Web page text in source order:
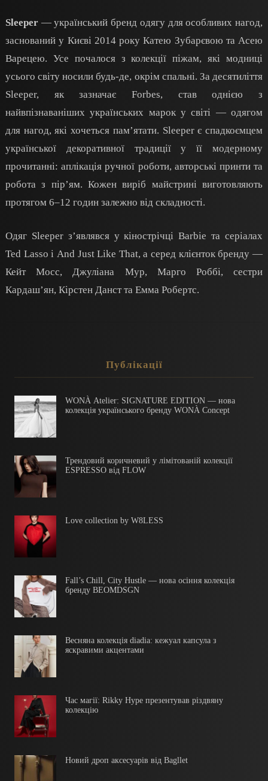
Sleeper — український бренд одягу для особливих нагод,
заснований у Києві 2014 року Катею Зубарєвою та Асею
Варецею. Усе почалося з колекції піжам, які модниці
усього світу носили будь-де, окрім спальні. За десятиліття
Sleeper, як зазначає Forbes, став однією з
найвпізнаваніших українських марок у світі — одягом
для нагод, які хочеться пам’ятати. Sleeper є спадкоємцем
української декоративної традиції у її модерному
прочитанні: аплікація ручної роботи, авторські принти та
робота з пір’ям. Кожен виріб майстрині виготовляють
протягом 6–12 годин залежно від складності.
Одяг Sleeper з’являвся у кінострічці Barbie та серіалах
Ted Lasso і And Just Like That, а серед клієнток бренду —
Кейт Мосс, Джуліана Мур, Марго Роббі, сестри
Кардаш’ян, Кірстен Данст та Емма Робертс.
Публікації
WONÀ Atelier: SIGNATURE EDITION — нова
колекція українського бренду WONÀ Concept
Трендовий коричневий у лімітованій колекції
ESPRESSO від FLOW
Love collection by W8LESS
Fall’s Chill, City Hustle — нова осіння колекція
бренду BEOMDSGN
Весняна колекція diadia: кежуал капсула з
яскравими акцентами
Час магії: Rikky Hype презентував різдвяну
колекцію
Новий дроп аксесуарів від Bagllet